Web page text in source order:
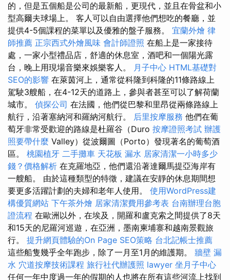
的，但是五個船是公司的最新船，更現代，並且在骨盆和小
型高爾夫球場上。 客人可以自由選擇他們想吃的餐廳，並
提供4-5個課程的菜單以及優雅的盤子服務。 宜蘭外燴 律
師推薦 正宗西式外燴風味 會計師證照 在船上是一家接待
處，一家小型禮品店，舒適的休息室，酒吧和一個陽光露
台，晚上用現場音樂來娛樂客人。 月子中心 HTML基礎對
SEO的影響 在萊茵河上，通常從科隆到科隆的11條路線上
駕駛3艘船，在4-12天的道路上，參與者甚至可以了解荷蘭
城市。 偵探公司 在法國，他們從巴黎和里昂從兩條路線上
航行，沿著塞納河和羅納河航行。 后里按摩服務 他們在葡
萄牙非常受歡迎的路線是杜羅谷（Duro 按摩證照考試 辦護
照要帶什麼 Valley）從波爾圖（Porto）發現著名的葡萄酒
區。 桃園植牙 二手攤車 天花板 漏水 居家清潔一小時多少
錢？價格解析 在克羅地亞，他們還沿著達爾馬提亞海岸有
一艘船。 由於這種類型的特徵，建議在安靜的休息期間想
要更多活躍計劃的夫婦和老年人使用。 使用WordPress建
構優質網站 下午茶外燴 居家清潔費用參考表 台南辦理台胞
證流程 在歐洲以外，在埃及，開羅和盧克索之間提供了8天
和15天的尼羅河巡遊，在亞洲，墨南柬埔寨和越南景觀旅
行。 提升網頁體驗的On Page SEO策略 台北記帳士推薦
這些船隻幾乎全年跑步，除了一月至1月的維護期。 牆壁 漏
水 穴道按摩技術課程 旅行社代辦護照 lawyer 坐月子中心
任何一年中度過一年的假期的人也將在所有這些河流上找到